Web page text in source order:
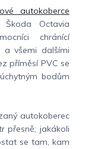
autokoberce
Octavia
chránící
a všemi dalšími
příměsí PVC se
bodům
autokoberec
přesně; jakákoli
se tam, kam